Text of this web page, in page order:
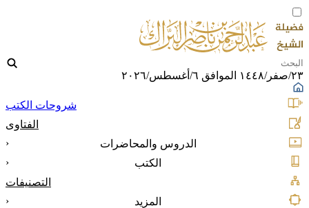
٢٣/صفر/١٤٤٨ الموافق ٦/أغسطس/٢٠٢٦
شروحات الكتب
الفتاوى
الدروس والمحاضرات
‹
الكتب
‹
التصنيفات
المزيد
‹